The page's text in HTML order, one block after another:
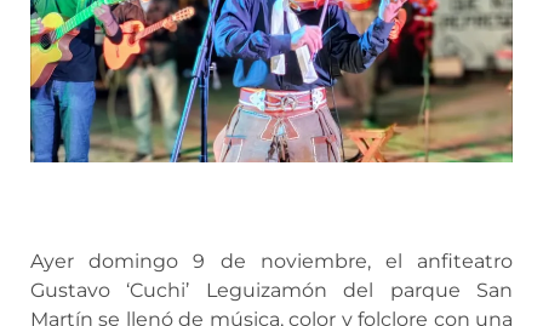
Ayer domingo 9 de noviembre, el anfiteatro
Gustavo ‘Cuchi’ Leguizamón del parque San
Martín se llenó de música, color y folclore con una